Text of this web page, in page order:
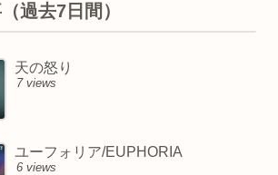
過去7日間）
天の怒り
7 views
ユーフォリア/EUPHORIA
6 views